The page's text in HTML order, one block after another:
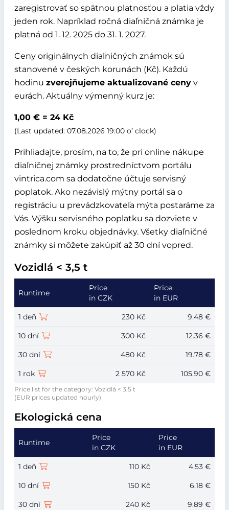
zaregistrovať so spätnou platnosťou a platia vždy
jeden rok. Napríklad ročná diaľničná známka je
platná od 1. 12. 2025 do 31. 1. 2027.
Ceny originálnych diaľničných známok sú
stanovené v českých korunách (Kč). Každú
hodinu zverejňujeme aktualizované ceny v
eurách. Aktuálny výmenný kurz je:
1,00 € = 24 Kč
(Last updated: 07.08.2026 19:00 o’ clock)
Prihliadajte, prosím, na to, že pri online nákupe
diaľničnej známky prostredníctvom portálu
vintrica.com sa dodatočne účtuje servisný
poplatok. Ako nezávislý mýtny portál sa o
registráciu u prevádzkovateľa mýta postaráme za
Vás. Výšku servisného poplatku sa dozviete v
poslednom kroku objednávky. Všetky diaľničné
známky si môžete zakúpiť až 30 dní vopred.
Vozidlá < 3,5 t
Price list for the category: Vozidlá < 3,5 t
(EUR prices updated hourly)
Runtime
Price
in CZK
Price
in EUR
1 deň 230 Kč 9.48 €
10 dní 300 Kč 12.36 €
30 dní 480 Kč 19.78 €
1 rok 2 570 Kč 105.90 €
Ekologická cena
Runtime
Price
in CZK
Price
in EUR
1 deň 110 Kč 4.53 €
10 dní 150 Kč 6.18 €
30 dní 240 Kč 9.89 €